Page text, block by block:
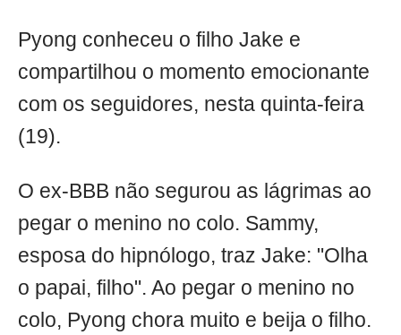
Pyong conheceu o filho Jake e
compartilhou o momento emocionante
com os seguidores, nesta quinta-feira
(19).
O ex-BBB não segurou as lágrimas ao
pegar o menino no colo. Sammy,
esposa do hipnólogo, traz Jake: "Olha
o papai, filho". Ao pegar o menino no
colo, Pyong chora muito e beija o filho.